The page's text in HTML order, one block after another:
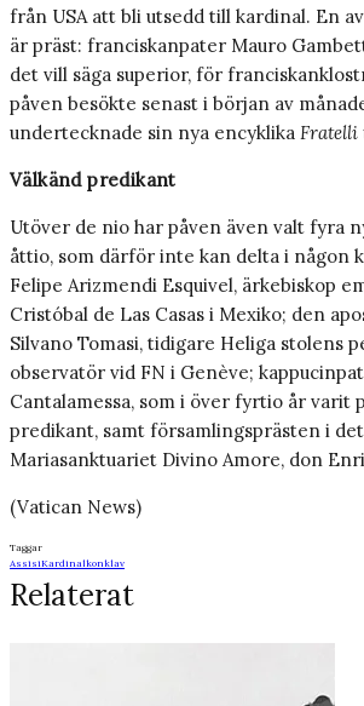
från USA att bli utsedd till kardinal. En
är präst: franciskanpater Mauro
det vill säga superior, för
påven besökte senast i början av
undertecknade sin nya encyklika
Välkänd predikant
Utöver de nio har påven även valt fyra
åttio, som därför inte kan delta i någon
Felipe Arizmendi Esquivel, ärkebiskop
Cristóbal de Las Casas i Mexiko; den
Silvano Tomasi, tidigare Heliga stolens
observatör vid FN i Genève;
Cantalamessa, som i över fyrtio år varit
predikant, samt församlingsprästen i
Mariasanktuariet Divino Amore, don
(Vatican News)
Taggar
AssisiKardinalkonklav
Relaterat